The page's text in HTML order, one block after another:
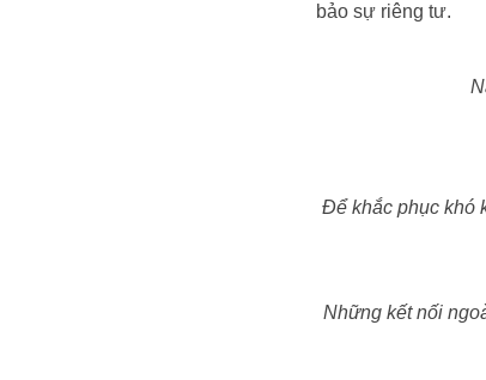
bảo sự riêng tư.
Để khắc phục khó
Những kết nối